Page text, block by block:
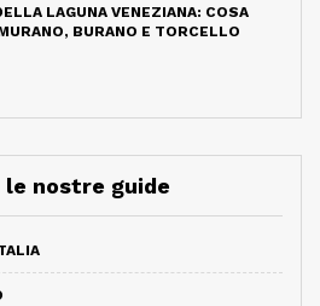
LAGUNA VENEZIANA: COSA
BURANO E TORCELLO
le nostre guide